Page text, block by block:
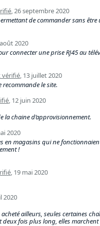
,26 septembre 2020
de commander sans
2020
connecter une prise RJ45 au
vérifié, 13 juillet 2020
recommande le site.
, 12 juin 2020
la chaine d’approvisionnement.
2020
en magasins qui ne
!
, 19 mai 2020
2020
ailleurs, seules certaines
deux fois plus long, elles